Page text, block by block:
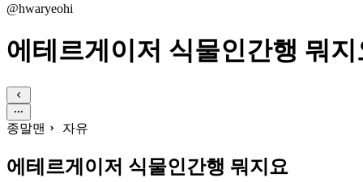
@hwaryeohi
에테르게이저 식물인간행 뭐지
종말맨 자유
에테르게이저 식물인간행 뭐지요